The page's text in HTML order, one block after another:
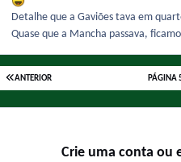
Detalhe que a Gaviões tava em
Quase que a Mancha passava,
ANTERIOR PÁGINA
Crie uma conta ou